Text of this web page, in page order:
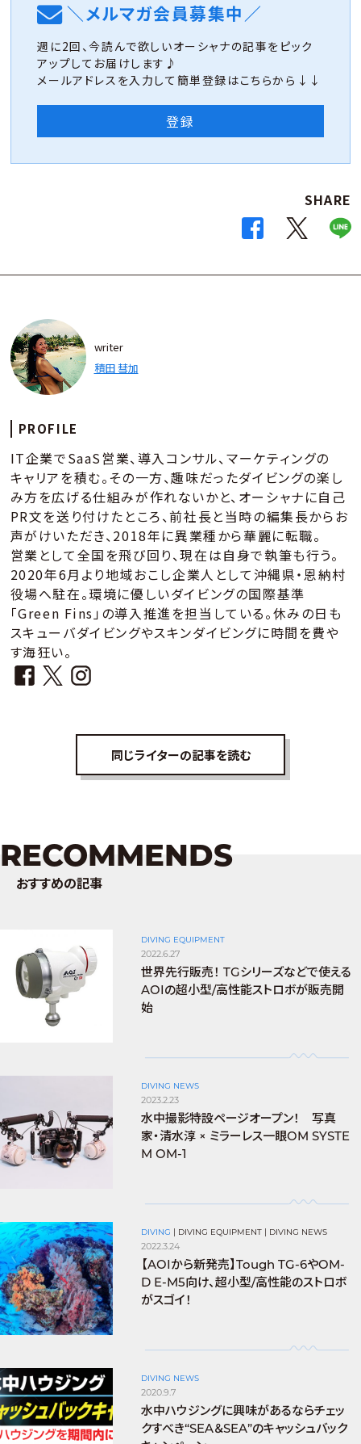
＼メルマガ会員募集中／
週に2回、今読んで欲しいオーシャナの記事をピック
アップしてお届けします♪
メールアドレスを入力して簡単登録はこちらから↓↓
登録
SHARE
writer
積田 彗加
PROFILE
IT企業でSaaS営業、導入コンサル、マーケティングの
キャリアを積む。その一方、趣味だったダイビングの楽し
み方を広げる仕組みが作れないかと、オーシャナに自己
PR文を送り付けたところ、前社長と当時の編集長からお
声がけいただき、2018年に異業種から華麗に転職。
営業として全国を飛び回り、現在は自身で執筆も行う。
2020年6月より地域おこし企業人として沖縄県・恩納村
役場へ駐在。環境に優しいダイビングの国際基準
「Green Fins」の導入推進を担当している。休みの日も
スキューバダイビングやスキンダイビングに時間を費や
す海狂い。
同じライターの記事を読む
RECOMMENDS
おすすめの記事
DIVING EQUIPMENT
2022.6.27
世界先行販売！ TGシリーズなどで使える
AOIの超小型/高性能ストロボが販売開
始
DIVING NEWS
2023.2.23
水中撮影特設ページオープン！ 写真
家・清水淳 × ミラーレス一眼OM SYSTE
M OM-1
DIVING DIVING EQUIPMENT DIVING NEWS
2022.3.24
【AOIから新発売】Tough TG-6やOM-
D E-M5向け、超小型/高性能のストロボ
がスゴイ！
DIVING NEWS
2020.9.7
水中ハウジングに興味があるならチェッ
クすべき“SEA＆SEA”のキャッシュバック